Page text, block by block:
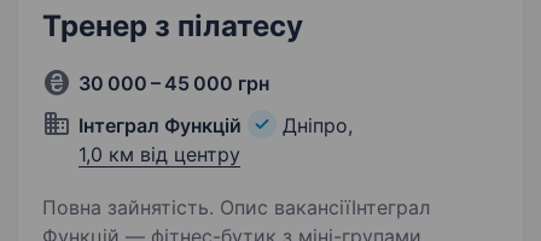
Тренер з пілатесу
30 000 – 45 000 грн
Інтеграл Функцій
Дніпро,
1,0 км від центру
Повна зайнятість. Опис вакансіїІнтеграл
Функцій — фітнес-бутик з міні-групами.